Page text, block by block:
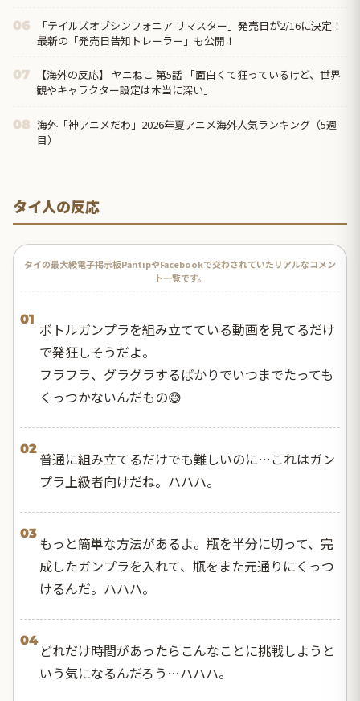
06
「テイルズオブシンフォニア リマスター」発売日が2/16に決定！
最新の「発売日告知トレーラー」も公開！
07
【海外の反応】 ヤニねこ 第5話 「面白くて狂っているけど、世界
観やキャラクター設定は本当に深い」
08 海外「神アニメだわ」2026年夏アニメ海外人気ランキング（5週
目）
タイ人の反応
タイの最大級電子掲示板PantipやFacebookで交わされていたリアルなコメン
ト一覧です。
01
ボトルガンプラを組み立てている動画を見てるだけ
で発狂しそうだよ。
フラフラ、グラグラするばかりでいつまでたっても
くっつかないんだもの😅
02
普通に組み立てるだけでも難しいのに…これはガン
プラ上級者向けだね。ハハハ。
03
もっと簡単な方法があるよ。瓶を半分に切って、完
成したガンプラを入れて、瓶をまた元通りにくっつ
けるんだ。ハハハ。
04
どれだけ時間があったらこんなことに挑戦しようと
いう気になるんだろう…ハハハ。